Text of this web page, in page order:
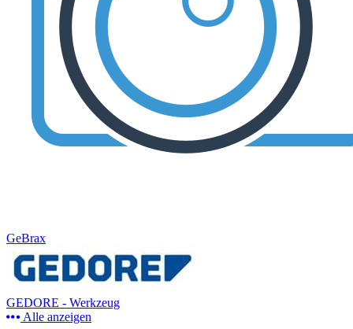
GeBrax
GEDORE - Werkzeug
Alle anzeigen